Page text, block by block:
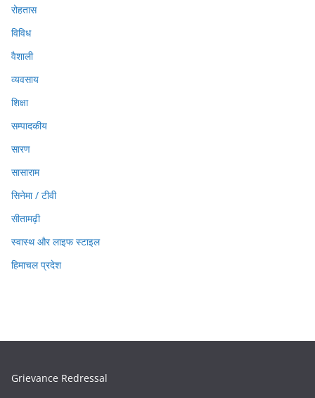
रोहतास
विविध
वैशाली
व्यवसाय
शिक्षा
सम्पादकीय
सारण
सासाराम
सिनेमा / टीवी
सीतामढ़ी
स्वास्थ और लाइफ स्टाइल
हिमाचल प्रदेश
Grievance Redressal